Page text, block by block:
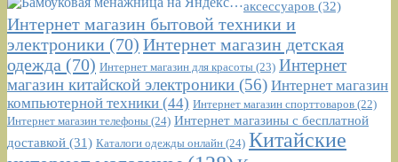
аксессуаров (32)
Интернет магазин бытовой техники и
электроники (70) Интернет магазин детская
одежда (70) Интернет магазин для красоты (23) Интернет
магазин китайской электроники (56) Интернет магазин
компьютерной техники (44) Интернет магазин спорттоваров (22)
Интернет магазин телефоны (24) Интернет магазины с бесплатной
доставкой (31) Каталоги одежды онлайн (24) Китайские